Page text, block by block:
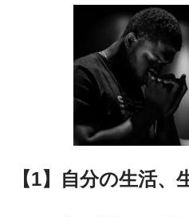
【1】自分の生活、